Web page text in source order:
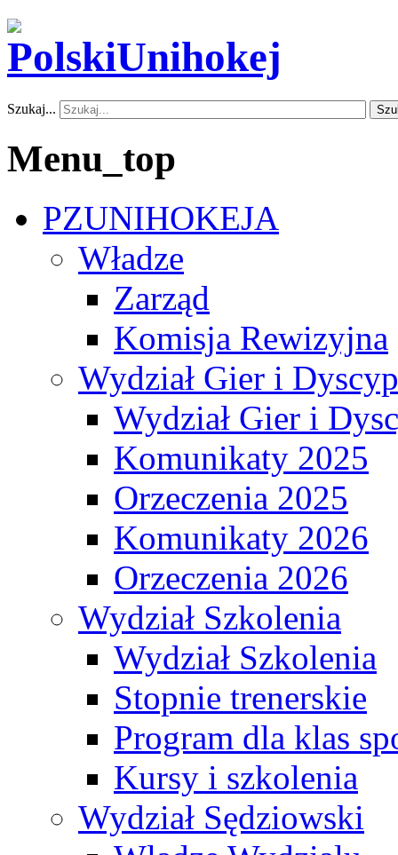
Szukaj...
Menu_top
PZUNIHOKEJA
Władze
Zarząd
Komisja Rewizyjna
Wydział Gier i
Wydział Gier i
Komunikaty 2025
Orzeczenia 2025
Komunikaty 2026
Orzeczenia 2026
Wydział Szkolenia
Wydział Szkolenia
Stopnie trenerskie
Program dla klas
Kursy i szkolenia
Wydział Sędziowski